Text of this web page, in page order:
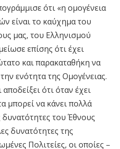
ότι «η ομογένεια
είναι το καύχημα του
μας, του Ελληνισμού
επίσης ότι έχει
και παρακαταθήκη να
ενότητα της Ομογένειας.
ότι όταν έχει
μπορεί να κάνει πολλά
του Έθνους
δυνατότητες της
Πολιτείες, οι οποίες –